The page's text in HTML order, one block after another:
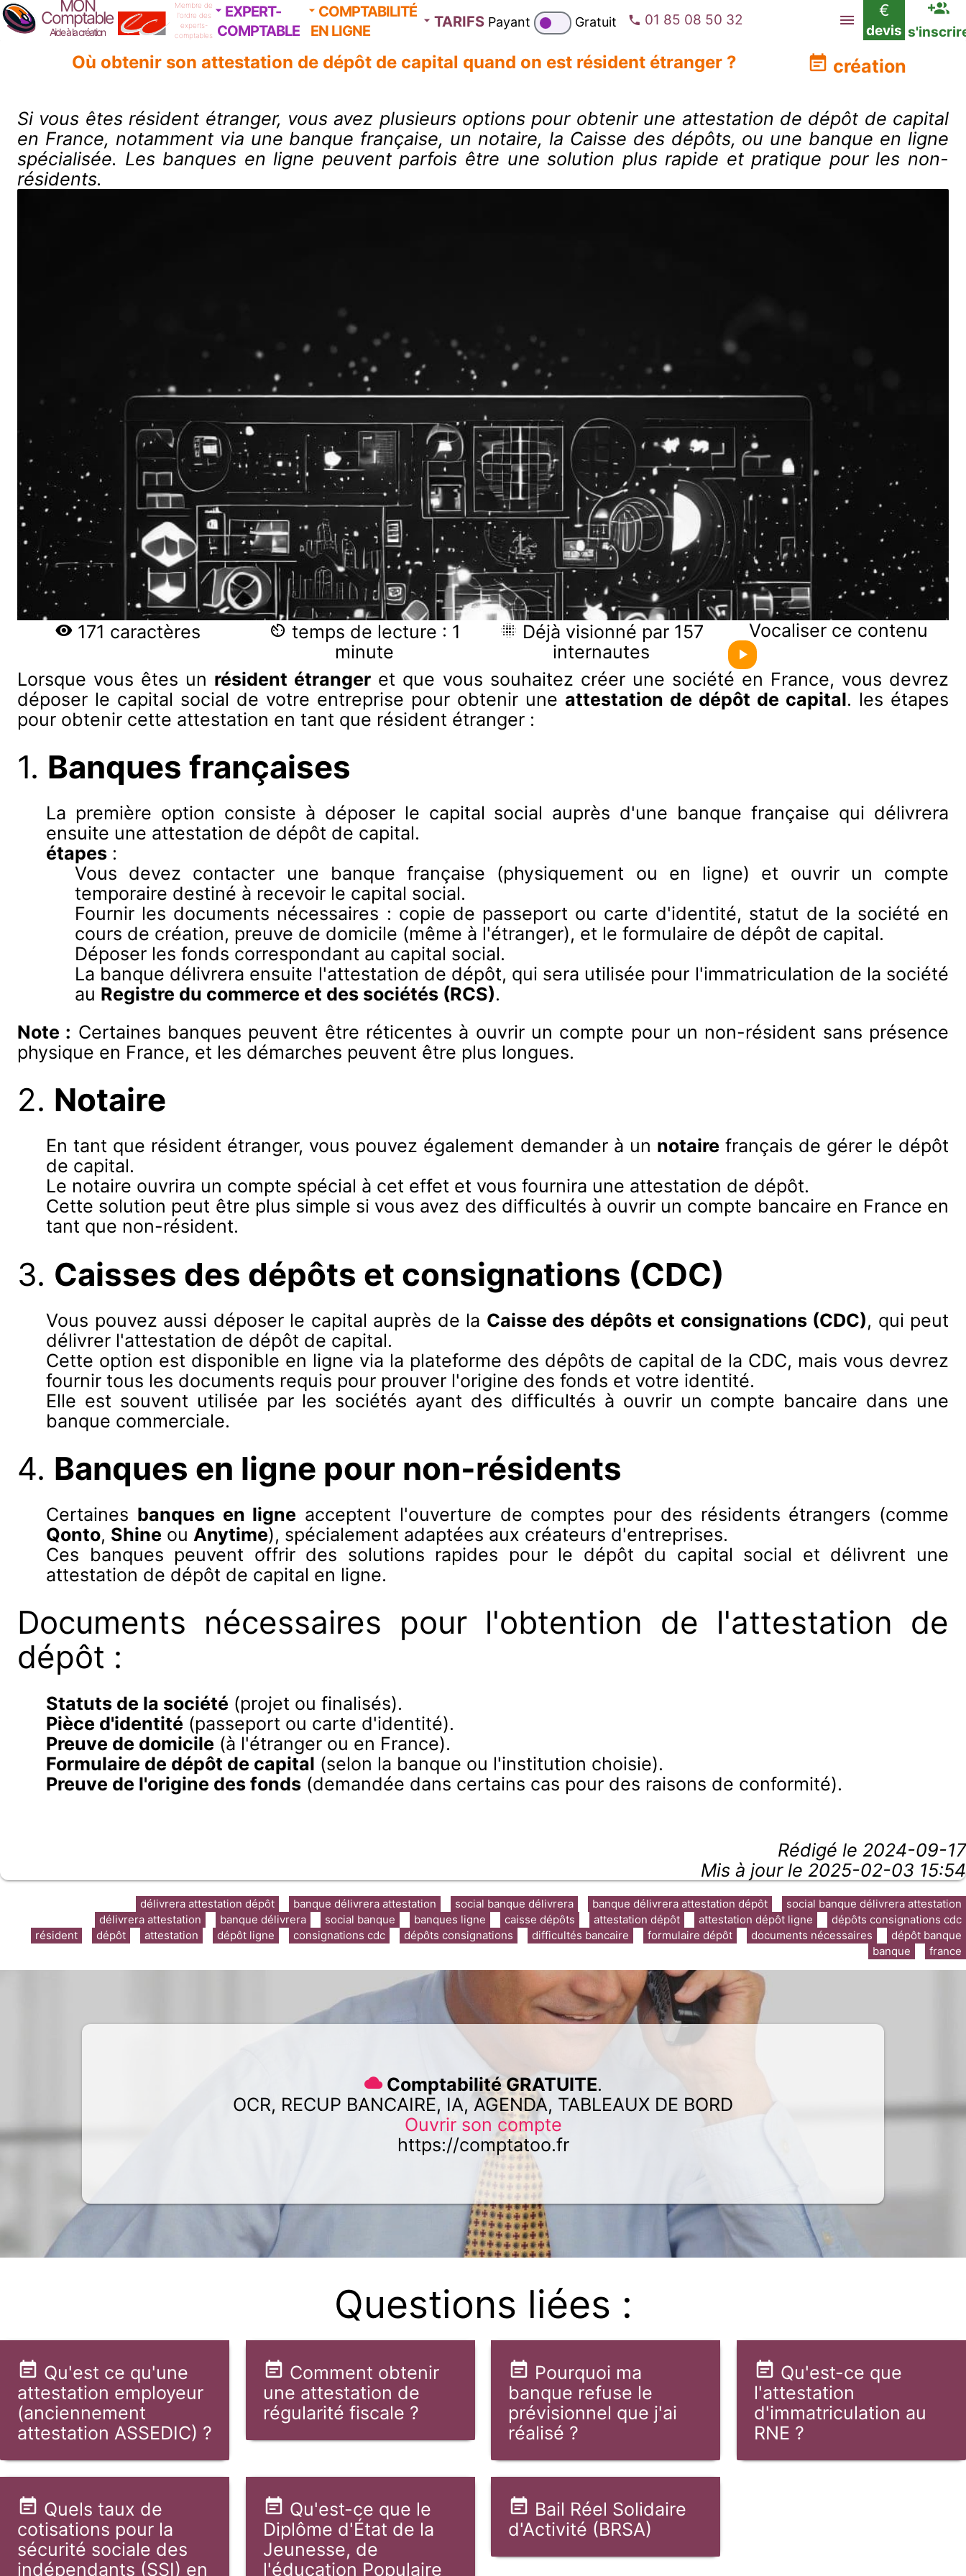
MON
Comptable
Aide à la création
Membre de
l'ordre des
experts-
comptables
EXPERT-
COMPTABLE
COMPTABILITÉ
EN LIGNE
TARIFS Payant Gratuit 01 85 08 50 32
€
devis
Où obtenir son attestation de dépôt de capital quand on est résident étranger ? création
Si vous êtes résident étranger, vous avez plusieurs options pour obtenir une attestation de dépôt de capital
en France, notamment via une banque française, un notaire, la Caisse des dépôts, ou une banque en ligne
spécialisée. Les banques en ligne peuvent parfois être une solution plus rapide et pratique pour les non-
résidents.
171 caractères
temps de lecture : 1
minute
Déjà visionné par 157
internautes
Vocaliser ce contenu
Lorsque vous êtes un résident étranger et que vous souhaitez créer une société en France, vous devrez
déposer le capital social de votre entreprise pour obtenir une attestation de dépôt de capital. les étapes
pour obtenir cette attestation en tant que résident étranger :
1. Banques françaises
La première option consiste à déposer le capital social auprès d'une banque française qui délivrera
ensuite une attestation de dépôt de capital.
étapes :
Vous devez contacter une banque française (physiquement ou en ligne) et ouvrir un compte
temporaire destiné à recevoir le capital social.
Fournir les documents nécessaires : copie de passeport ou carte d'identité, statut de la société en
cours de création, preuve de domicile (même à l'étranger), et le formulaire de dépôt de capital.
Déposer les fonds correspondant au capital social.
La banque délivrera ensuite l'attestation de dépôt, qui sera utilisée pour l'immatriculation de la société
au Registre du commerce et des sociétés (RCS).
Note : Certaines banques peuvent être réticentes à ouvrir un compte pour un non-résident sans présence
physique en France, et les démarches peuvent être plus longues.
2. Notaire
En tant que résident étranger, vous pouvez également demander à un notaire français de gérer le dépôt
de capital.
Le notaire ouvrira un compte spécial à cet effet et vous fournira une attestation de dépôt.
Cette solution peut être plus simple si vous avez des difficultés à ouvrir un compte bancaire en France en
tant que non-résident.
3. Caisses des dépôts et consignations (CDC)
Vous pouvez aussi déposer le capital auprès de la Caisse des dépôts et consignations (CDC), qui peut
délivrer l'attestation de dépôt de capital.
Cette option est disponible en ligne via la plateforme des dépôts de capital de la CDC, mais vous devrez
fournir tous les documents requis pour prouver l'origine des fonds et votre identité.
Elle est souvent utilisée par les sociétés ayant des difficultés à ouvrir un compte bancaire dans une
banque commerciale.
4. Banques en ligne pour non-résidents
Certaines banques en ligne acceptent l'ouverture de comptes pour des résidents étrangers (comme
Qonto, Shine ou Anytime), spécialement adaptées aux créateurs d'entreprises.
Ces banques peuvent offrir des solutions rapides pour le dépôt du capital social et délivrent une
attestation de dépôt de capital en ligne.
Documents nécessaires pour l'obtention de l'attestation de
dépôt :
Statuts de la société (projet ou finalisés).
Pièce d'identité (passeport ou carte d'identité).
Preuve de domicile (à l'étranger ou en France).
Formulaire de dépôt de capital (selon la banque ou l'institution choisie).
Preuve de l'origine des fonds (demandée dans certains cas pour des raisons de conformité).
Rédigé le 2024-09-17
Mis à jour le 2025-02-03 15:54
social banque délivrera attestation
banque délivrera attestation dépôt
social banque délivrera
banque délivrera attestation
délivrera attestation dépôt
dépôts consignations cdc
attestation dépôt ligne
attestation dépôt
caisse dépôts
banques ligne
social banque
banque délivrera
délivrera attestation
dépôt banque
documents nécessaires
formulaire dépôt
difficultés bancaire
dépôts consignations
consignations cdc
dépôt ligne
attestation
dépôt
résident
france
banque
Comptabilité GRATUITE.
OCR, RECUP BANCAIRE, IA, AGENDA, TABLEAUX DE BORD
Ouvrir son compte
https://comptatoo.fr
Questions liées :
Qu'est ce qu'une
attestation employeur
(anciennement
attestation ASSEDIC) ?
Comment obtenir
une attestation de
régularité fiscale ?
Pourquoi ma
banque refuse le
prévisionnel que j'ai
réalisé ?
Qu'est-ce que
l'attestation
d'immatriculation au
RNE ?
Quels taux de
cotisations pour la
sécurité sociale des
indépendants (SSI) en
Qu'est-ce que le
Diplôme d'État de la
Jeunesse, de
l'éducation Populaire
Bail Réel Solidaire
d'Activité (BRSA)